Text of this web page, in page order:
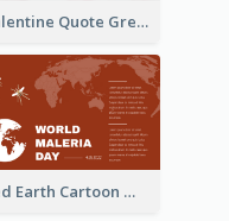
Valentine Quote Greeting Card
Red Earth Cartoon World Malaria Day Greeting Card